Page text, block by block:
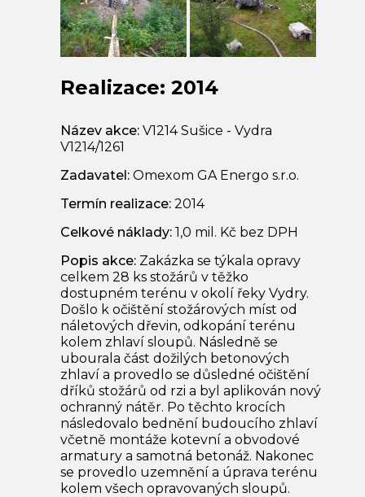
Realizace: 2014
Název akce: V1214 Sušice - Vydra
V1214/1261
Zadavatel: Omexom GA Energo s.r.o.
Termín realizace: 2014
Celkové náklady: 1,0 mil. Kč bez DPH
Popis akce: Zakázka se týkala opravy
celkem 28 ks stožárů v těžko
dostupném terénu v okolí řeky Vydry.
Došlo k očištění stožárových míst od
náletových dřevin, odkopání terénu
kolem zhlaví sloupů. Následně se
ubourala část dožilých betonových
zhlaví a provedlo se důsledné očištění
dříků stožárů od rzi a byl aplikován nový
ochranný nátěr. Po těchto krocích
následovalo bednění budoucího zhlaví
včetně montáže kotevní a obvodové
armatury a samotná betonáž. Nakonec
se provedlo uzemnění a úprava terénu
kolem všech opravovaných sloupů.